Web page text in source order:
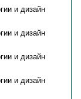
и дизайн
и дизайн
и дизайн
и дизайн